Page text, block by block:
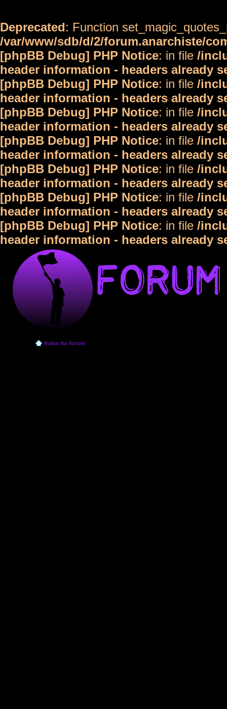
Deprecated: Function
/var/www/sdb/d/2/forum.anarchiste/
[phpBB Debug] PHP Notice: in file /
header information - headers already
[phpBB Debug] PHP Notice: in file /
header information - headers already
[phpBB Debug] PHP Notice: in file /
header information - headers already
[phpBB Debug] PHP Notice: in file /
header information - headers already
[phpBB Debug] PHP Notice: in file /
header information - headers already
[phpBB Debug] PHP Notice: in file /
header information - headers already
[phpBB Debug] PHP Notice: in file /
header information - headers already
Index du forum